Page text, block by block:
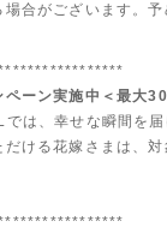
合がございます。予
ーン実施中＜最大
は、幸せな瞬間を
ける花嫁さまは、